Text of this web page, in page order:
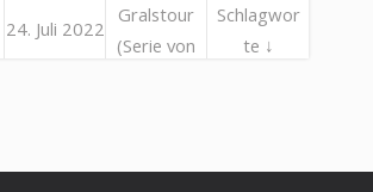
24. Juli 2022
Gralstour
(Serie von
Schlagwor
te ↓